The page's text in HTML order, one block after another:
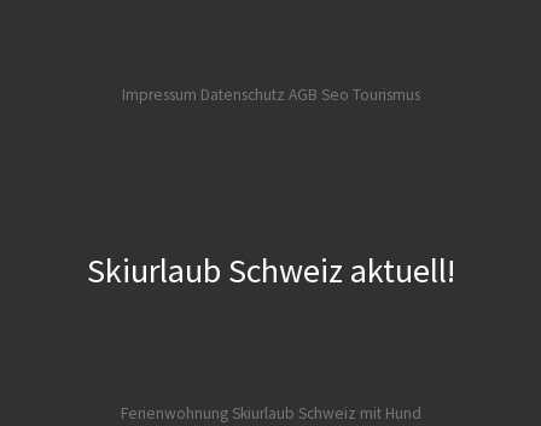
Impressum Datenschutz AGB Seo Tourismus
Skiurlaub Schweiz aktuell!
Ferienwohnung Skiurlaub Schweiz mit Hund